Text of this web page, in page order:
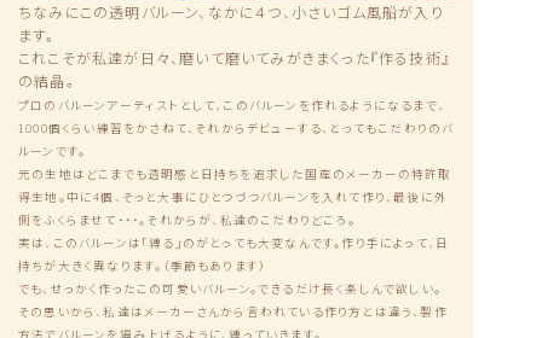
ちなみにこの透明バルーン、なかに４つ、小さいゴム風船が入り
ます。
これこそが私達が日々、磨いて磨いてみがきまくった『作る技術』
の結晶。
プロのバルーンアーティストとして、このバルーンを作れるようになるまで、
1000個くらい練習をかさねて、それからデビューする、とってもこだわりのバ
ルーンです。
元の生地はどこまでも透明感と日持ちを追求した国産のメーカーの特許取
得生地。中に4個、そっと大事にひとつづつバルーンを入れて作り、最後に外
側をふくらませて・・・。それからが、私達のこだわりどころ。
実は、このバルーンは「縛る」のがとっても大変なんです。作り手によって、日
持ちが大きく異なります。（季節もあります）
でも、せっかく作ったこの可愛いバルーン。できるだけ長く楽しんで欲しい。
その思いから、私達はメーカーさんから言われている作り方とは違う、製作
方法でバルーンを編み上げるように、縛っていきます。